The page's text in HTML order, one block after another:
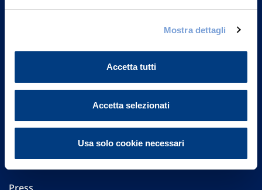
Mostra dettagli
Accetta tutti
Accetta selezionati
Usa solo cookie necessari
Sostenibilità
Performances